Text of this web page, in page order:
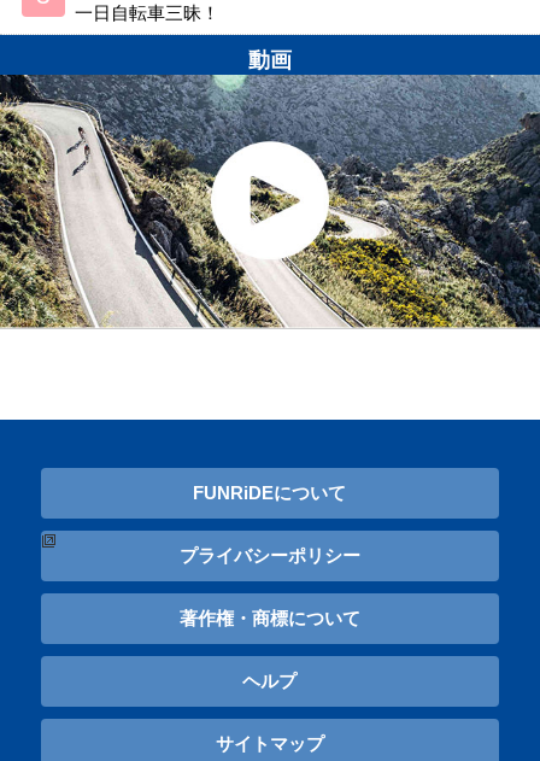
一日自転車三昧！
動画
FUNRiDEについて
プライバシーポリシー
著作権・商標について
ヘルプ
サイトマップ